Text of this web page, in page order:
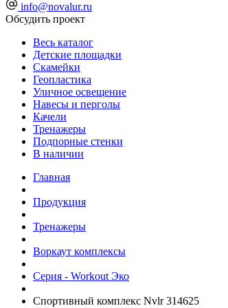
info@novalur.ru
Обсудить проект
Весь каталог
Детские площадки
Скамейки
Геопластика
Уличное освещение
Навесы и перголы
Качели
Тренажеры
Подпорные стенки
В наличии
Главная
Продукция
Тренажеры
Воркаут комплексы
Серия - Workout Эко
Спортивный комплекс Nvlr 314625